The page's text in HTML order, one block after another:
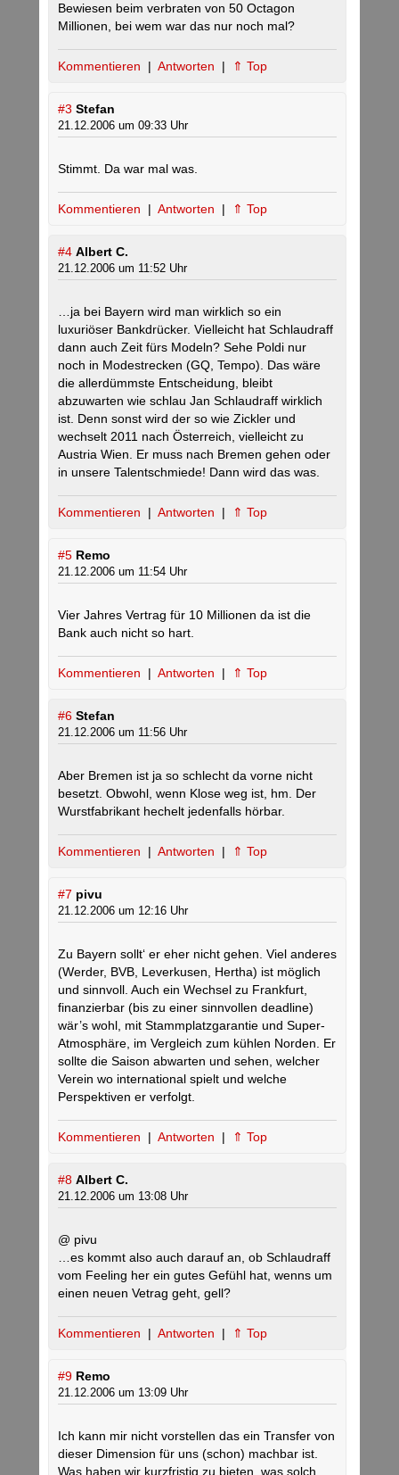
Bewiesen beim verbraten von 50 Octagon
Millionen, bei wem war das nur noch mal?
Kommentieren | Antworten | ⇑ Top
#3 Stefan
21.12.2006 um 09:33 Uhr
Stimmt. Da war mal was.
Kommentieren | Antworten | ⇑ Top
#4 Albert C.
21.12.2006 um 11:52 Uhr
…ja bei Bayern wird man wirklich so ein
luxuriöser Bankdrücker. Vielleicht hat Schlaudraff
dann auch Zeit fürs Modeln? Sehe Poldi nur
noch in Modestrecken (GQ, Tempo). Das wäre
die allerdümmste Entscheidung, bleibt
abzuwarten wie schlau Jan Schlaudraff wirklich
ist. Denn sonst wird der so wie Zickler und
wechselt 2011 nach Österreich, vielleicht zu
Austria Wien. Er muss nach Bremen gehen oder
in unsere Talentschmiede! Dann wird das was.
Kommentieren | Antworten | ⇑ Top
#5 Remo
21.12.2006 um 11:54 Uhr
Vier Jahres Vertrag für 10 Millionen da ist die
Bank auch nicht so hart.
Kommentieren | Antworten | ⇑ Top
#6 Stefan
21.12.2006 um 11:56 Uhr
Aber Bremen ist ja so schlecht da vorne nicht
besetzt. Obwohl, wenn Klose weg ist, hm. Der
Wurstfabrikant hechelt jedenfalls hörbar.
Kommentieren | Antworten | ⇑ Top
#7 pivu
21.12.2006 um 12:16 Uhr
Zu Bayern sollt‘ er eher nicht gehen. Viel anderes
(Werder, BVB, Leverkusen, Hertha) ist möglich
und sinnvoll. Auch ein Wechsel zu Frankfurt,
finanzierbar (bis zu einer sinnvollen deadline)
wär’s wohl, mit Stammplatzgarantie und Super-
Atmosphäre, im Vergleich zum kühlen Norden. Er
sollte die Saison abwarten und sehen, welcher
Verein wo international spielt und welche
Perspektiven er verfolgt.
Kommentieren | Antworten | ⇑ Top
#8 Albert C.
21.12.2006 um 13:08 Uhr
@ pivu
…es kommt also auch darauf an, ob Schlaudraff
vom Feeling her ein gutes Gefühl hat, wenns um
einen neuen Vetrag geht, gell?
Kommentieren | Antworten | ⇑ Top
#9 Remo
21.12.2006 um 13:09 Uhr
Ich kann mir nicht vorstellen das ein Transfer von
dieser Dimension für uns (schon) machbar ist.
Was haben wir kurzfristig zu bieten, was solch